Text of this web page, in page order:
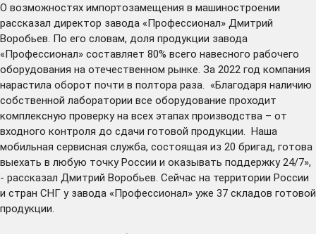
О возможностях импортозамещения в машиностроении
рассказал директор завода «Профессионал» Дмитрий
Воробьев. По его словам, доля продукции завода
«Профессионал» составляет 80% всего навесного рабочего
оборудования на отечественном рынке. За 2022 год компания
нарастила оборот почти в полтора раза. «Благодаря наличию
собственной лаборатории все оборудование проходит
комплексную проверку на всех этапах производства – от
входного контроля до сдачи готовой продукции. Наша
мобильная сервисная служба, состоящая из 20 бригад, готова
выехать в любую точку России и оказывать поддержку 24/7»,
- рассказал Дмитрий Воробьев. Сейчас на территории России
и стран СНГ у завода «Профессионал» уже 37 складов готовой
продукции.